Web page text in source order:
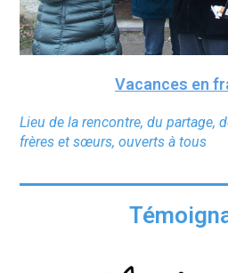
Vacances en
Lieu de la rencontre, du partage,
frères et sœurs, ouverts à tous